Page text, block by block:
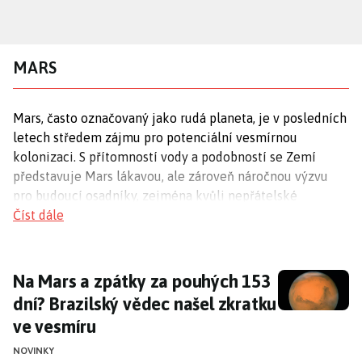
obsahu
MARS
Mars, často označovaný jako rudá planeta, je v posledních
letech středem zájmu pro potenciální vesmírnou
kolonizaci. S přítomností vody a podobností se Zemí
představuje Mars lákavou, ale zároveň náročnou výzvu
pro budoucí osadníky, zejména kvůli nepřátelské
atmosféře a tvrdým podmínkám.
Mars je považován za slibného kandidáta pro vesmírnou
kolonizaci díky své podobnosti se Zemí a přítomnosti
vody. Vizionáři, jako
posádkou, které by mohly zahájit novou éru osidlování
Číst dále
Na Mars a zpátky za pouhých 153 dní?
Na Mars a zpátky za pouhých 153
dní? Brazilský vědec našel zkratku
ve vesmíru
NOVINKY